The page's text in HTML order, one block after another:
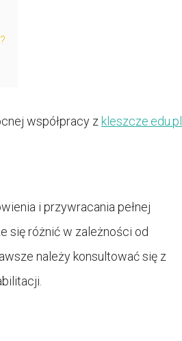
współpracy z kleszcze.edu.pl
i przywracania pełnej
się różnić w zależności od
należy konsultować się z